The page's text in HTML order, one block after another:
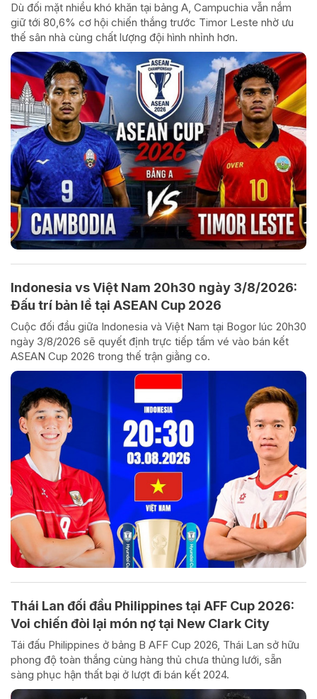
Dù đối mặt nhiều khó khăn tại bảng A, Campuchia vẫn nắm
giữ tới 80,6% cơ hội chiến thắng trước Timor Leste nhờ ưu
thế sân nhà cùng chất lượng đội hình nhỉnh hơn.
Indonesia vs Việt Nam 20h30 ngày 3/8/2026:
Đấu trí bản lề tại ASEAN Cup 2026
Cuộc đối đầu giữa Indonesia và Việt Nam tại Bogor lúc 20h30
ngày 3/8/2026 sẽ quyết định trực tiếp tấm vé vào bán kết
ASEAN Cup 2026 trong thế trận giằng co.
Thái Lan đối đầu Philippines tại AFF Cup 2026:
Voi chiến đòi lại món nợ tại New Clark City
Tái đấu Philippines ở bảng B AFF Cup 2026, Thái Lan sở hữu
phong độ toàn thắng cùng hàng thủ chưa thủng lưới, sẵn
sàng phục hận thất bại ở lượt đi bán kết 2024.